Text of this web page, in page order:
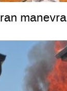
manevra